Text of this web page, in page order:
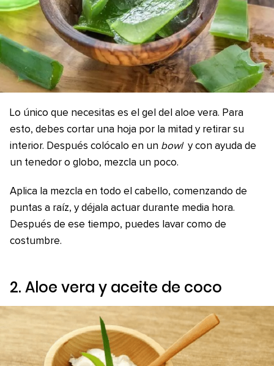
Lo único que necesitas es el gel del aloe vera. Para
esto, debes cortar una hoja por la mitad y retirar su
interior. Después colócalo en un bowl y con ayuda de
un tenedor o globo, mezcla un poco.
Aplica la mezcla en todo el cabello, comenzando de
puntas a raíz, y déjala actuar durante media hora.
Después de ese tiempo, puedes lavar como de
costumbre.
2. Aloe vera y aceite de coco